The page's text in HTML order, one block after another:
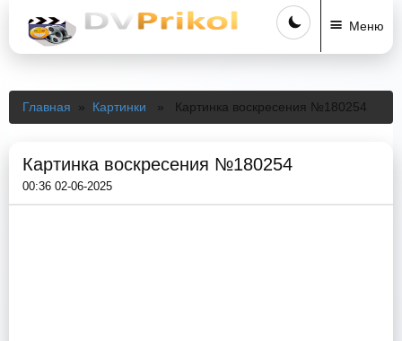
Меню
Главная » Картинки » Картинка воскресения №180254
Картинка воскресения №180254
00:36 02-06-2025